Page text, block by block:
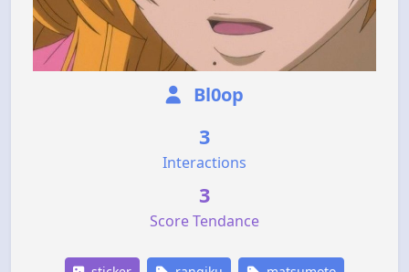
Bl0op
3
Interactions
3
Score Tendance